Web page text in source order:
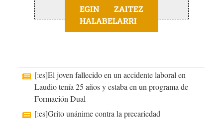
EGIN ZAITEZ
HALABELARRI
[:es]El joven fallecido en un accidente laboral en
Laudio tenía 25 años y estaba en un programa de
Formación Dual
[:es]Grito unánime contra la precariedad